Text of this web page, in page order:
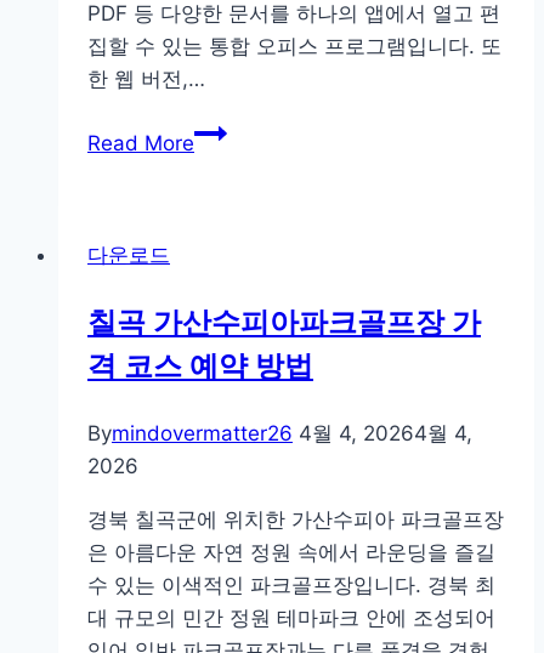
PDF 등 다양한 문서를 하나의 앱에서 열고 편
집할 수 있는 통합 오피스 프로그램입니다. 또
한 웹 버전,…
Read More폴
스
웹
글
로
드
툴
앱
다운로드
칠곡 가산수피아파크골프장 가
격 코스 예약 방법
Bymindovermatter26 4월 4, 20264월 4,
2026
경북 칠곡군에 위치한 가산수피아 파크골프장
은 아름다운 자연 정원 속에서 라운딩을 즐길
수 있는 이색적인 파크골프장입니다. 경북 최
대 규모의 민간 정원 테마파크 안에 조성되어